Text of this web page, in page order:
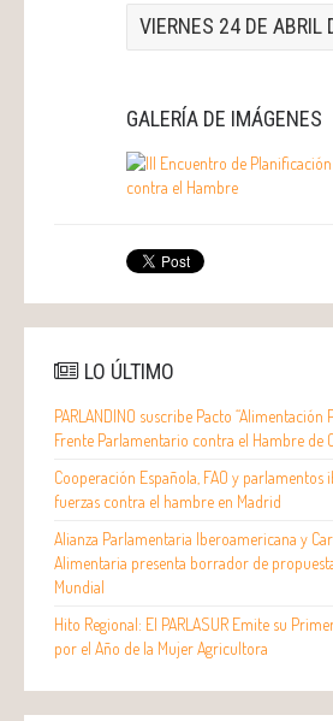
III Panel
Segunda Conferencia
Fidel Demedicis
Agenda de Desarrollo
Pablo Ramírez
Ley de Seguridad
Gastón Harispe
Documento:
Brasil: Frente
Alimentaria y Nutricional
V Panel
Bolivia: Frente
alimentaria para el vivir
Alimentación Escolar
Najla Veloso
VIERNES 24 DE ABRIL
Trabajos en Grupo
Presentación Grupo 1
Presentación Grupo 2
Directrices Voluntarias
Equipo FAO
Consejo Consultivo del
Objetivos Estratégicos y
FPH para 2015
María Augusta Calle
VI Foro del Frente
Hambre
GALERÍA DE IMÁGENES
LO ÚLTIMO
PARLANDINO suscribe Pacto “Alimentación
Frente Parlamentario contra el Hambre de
Cooperación Española, FAO y
fuerzas contra el hambre en Madrid
Alianza Parlamentaria Iberoamericana y
Alimentaria presenta borrador de
Mundial
Hito Regional: El PARLASUR Emite su
por el Año de la Mujer Agricultora